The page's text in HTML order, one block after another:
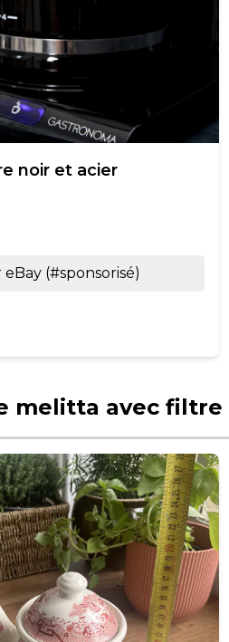
noir et acier
eBay (#sponsorisé)
melitta avec filtre